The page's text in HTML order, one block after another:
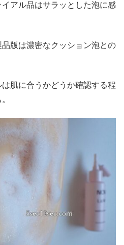
アル品はサラッとした泡に感
版は濃密なクッション泡との
肌に合うかどうか確認する程